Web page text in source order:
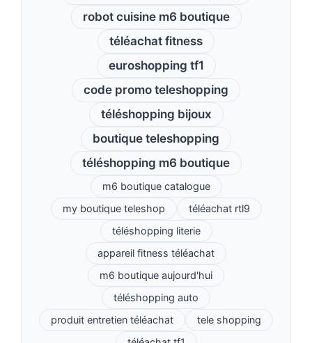
robot cuisine m6 boutique
téléachat fitness
euroshopping tf1
code promo teleshopping
téléshopping bijoux
boutique teleshopping
téléshopping m6 boutique
m6 boutique catalogue
my boutique teleshop
téléachat rtl9
téléshopping literie
appareil fitness téléachat
m6 boutique aujourd'hui
téléshopping auto
produit entretien téléachat
tele shopping